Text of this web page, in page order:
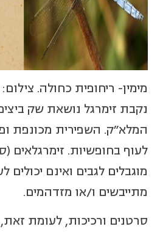
מימין- ריחופית כחולה.
נקבת זימרגל נושאת שק
המלא"ק. השפירית מכונפת
לעוף בחופשיות. זימרגלאים
מוגבלים לגבים ואינם יכולים
מתייבשים ו/או מזדהמים.
סרטנים ורכיכות, לעומת זאת,